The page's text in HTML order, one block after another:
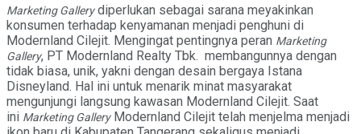
Marketing Gallerydiperlukan sebagai sarana meyakinkan
konsumen terhadap kenyamanan menjadi penghuni di
Modernland Cilejit. Mengingat pentingnya peran Marketing
Gallery, PT Modernland Realty Tbk. membangunnya dengan
tidak biasa, unik, yakni dengan desain bergaya Istana
Disneyland. Hal ini untuk menarik minat masyarakat
mengunjungi langsung kawasan Modernland Cilejit. Saat
ini Marketing GalleryModernland Cilejit telah menjelma menjadi